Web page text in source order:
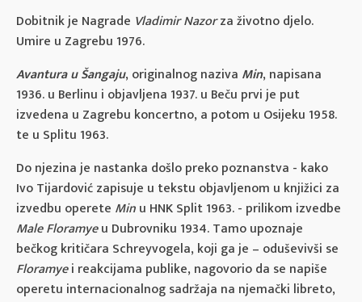
Dobitnik je Nagrade Vladimir Nazorza životno djelo.
Umire u Zagrebu 1976.
Avantura u Šangaju, originalnog naziva Min, napisana
1936. u Berlinu i objavljena 1937. u Beču prvi je put
izvedena u Zagrebu koncertno, a potom u Osijeku 1958.
te u Splitu 1963.
Do njezina je nastanka došlo preko poznanstva - kako
Ivo Tijardović zapisuje u tekstu objavljenom u knjižici za
izvedbu operete Minu HNK Split 1963. - prilikom izvedbe
Male Floramyeu Dubrovniku 1934. Tamo upoznaje
bečkog kritičara Schreyvogela, koji ga je – oduševivši se
Floramyei reakcijama publike, nagovorio da se napiše
operetu internacionalnog sadržaja na njemački libreto,